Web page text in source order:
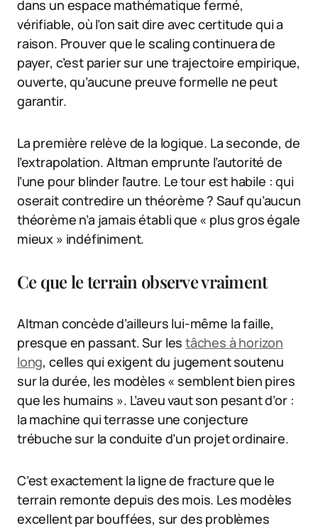
dans un espace mathématique fermé,
vérifiable, où l’on sait dire avec certitude qui a
raison. Prouver que le scaling continuera de
payer, c’est parier sur une trajectoire empirique,
ouverte, qu’aucune preuve formelle ne peut
garantir.
La première relève de la logique. La seconde, de
l’extrapolation. Altman emprunte l’autorité de
l’une pour blinder l’autre. Le tour est habile : qui
oserait contredire un théorème ? Sauf qu’aucun
théorème n’a jamais établi que « plus gros égale
mieux » indéfiniment.
Ce que le terrain observe vraiment
Altman concède d’ailleurs lui-même la faille,
presque en passant. Sur les tâches à horizon
long, celles qui exigent du jugement soutenu
sur la durée, les modèles « semblent bien pires
que les humains ». L’aveu vaut son pesant d’or :
la machine qui terrasse une conjecture
trébuche sur la conduite d’un projet ordinaire.
C’est exactement la ligne de fracture que le
terrain remonte depuis des mois. Les modèles
excellent par bouffées, sur des problèmes